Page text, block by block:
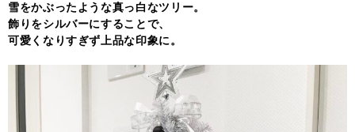
雪をかぶったような真っ白なツリー。
飾りをシルバーにすることで、
可愛くなりすぎず上品な印象に。